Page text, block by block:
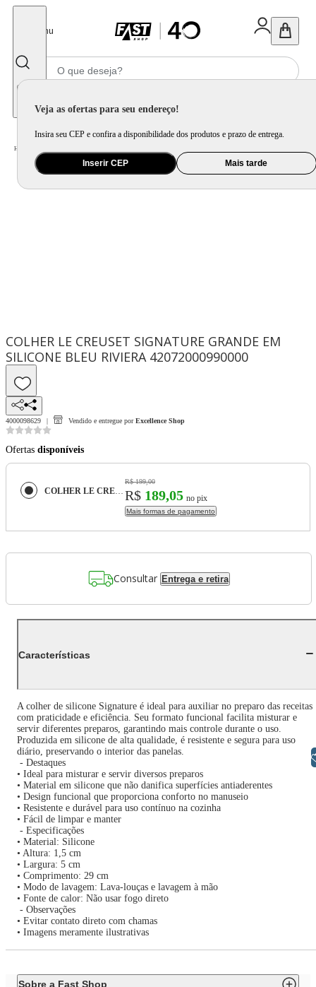
Menu
Veja as ofertas para seu endereço!
Insira seu CEP e confira a disponibilidade dos produtos e prazo de entrega.
Inserir CEP Mais tarde
Home
COLHER LE CREUSET SIGNATURE GRANDE EM
SILICONE BLEU RIVIERA 42072000990000
4000098629 Vendido e entregue por Excellence Shop
Ofertas disponíveis
COLHER LE CREUSET SIGNATURE GRANDE EM SILICONE BLEU RIVIERA 42072000990000
R$ 199,00
R$ 189,05 no pix
Mais formas de pagamento
Consultar Entrega e retira
Características
A colher de silicone Signature é ideal para auxiliar no preparo das receitas
com praticidade e eficiência. Seu formato funcional facilita misturar e
servir diferentes preparos, garantindo mais controle durante o uso.
Produzida em silicone de alta qualidade, é resistente e segura para uso
diário, preservando o interior das panelas.
- Destaques
• Ideal para misturar e servir diversos preparos
• Material em silicone que não danifica superfícies antiaderentes
• Design funcional que proporciona conforto no manuseio
• Resistente e durável para uso contínuo na cozinha
• Fácil de limpar e manter
- Especificações
• Material: Silicone
• Altura: 1,5 cm
• Largura: 5 cm
• Comprimento: 29 cm
• Modo de lavagem: Lava-louças e lavagem à mão
• Fonte de calor: Não usar fogo direto
- Observações
• Evitar contato direto com chamas
• Imagens meramente ilustrativas
Sobre a Fast Shop